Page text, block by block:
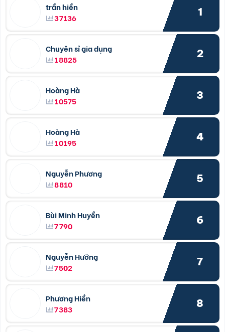
trần hiền
37136
1
Chuyên sỉ gia dụng
18825
2
Hoàng Hà
10575
3
Hoàng Hà
10195
4
Nguyễn Phương
8810
5
Bùi Minh Huyền
7790
6
Nguyễn Hưởng
7502
7
Phương Hiền
7383
8